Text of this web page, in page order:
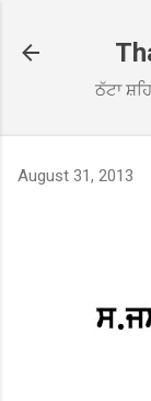
ਠੱਟਾ
August 31, 2013